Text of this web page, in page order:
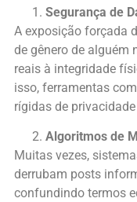
Segurança de
A exposição forçada
de gênero de alguém
reais à integridade
isso, ferramentas
rígidas de
Algoritmos de
Muitas vezes,
derrubam posts
confundindo termos